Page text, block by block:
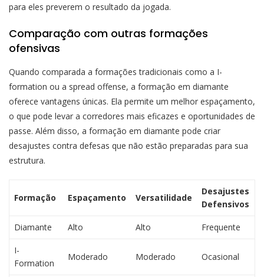
para eles preverem o resultado da jogada.
Comparação com outras formações
ofensivas
Quando comparada a formações tradicionais como a I-
formation ou a spread offense, a formação em diamante
oferece vantagens únicas. Ela permite um melhor espaçamento,
o que pode levar a corredores mais eficazes e oportunidades de
passe. Além disso, a formação em diamante pode criar
desajustes contra defesas que não estão preparadas para sua
estrutura.
Formação Espaçamento Versatilidade
Desajustes
Defensivos
Diamante Alto Alto Frequente
I-
Formation
Moderado Moderado Ocasional